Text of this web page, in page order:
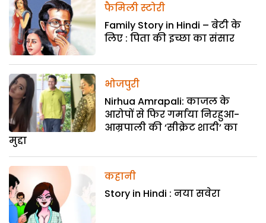
फैमिली स्टोरी
Family Story in Hindi – बेटी के
लिए : पिता की इच्छा का संसार
भोजपुरी
Nirhua Amrapali: काजल के
आरोपों से फिर गर्माया निरहुआ-
आम्रपाली की ‘सीक्रेट शादी’ का
मुद्दा
कहानी
Story in Hindi : नया सवेरा